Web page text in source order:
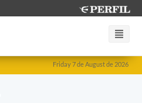
Friday 7 de August de 2026